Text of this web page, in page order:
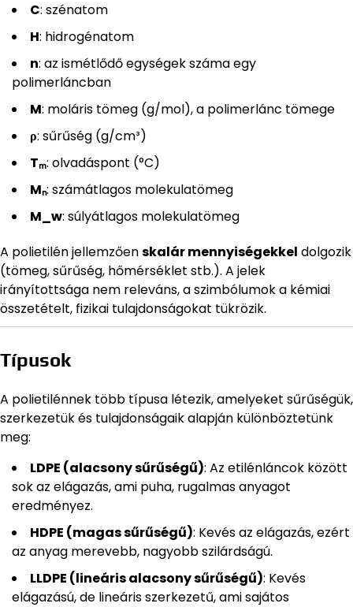
C: szénatom
H: hidrogénatom
n: az ismétlődő egységek száma egy
polimerláncban
M: moláris tömeg (g/mol), a polimerlánc tömege
ρ: sűrűség (g/cm³)
Tₘ: olvadáspont (°C)
Mₙ: számátlagos molekulatömeg
M_w: súlyátlagos molekulatömeg
A polietilén jellemzőenskalár mennyiségekkel dolgozik
(tömeg, sűrűség, hőmérséklet stb.). A jelek
irányítottsága nem releváns, a szimbólumok a kémiai
összetételt, fizikai tulajdonságokat tükrözik.
Típusok
A polietilénnek több típusa létezik, amelyeket sűrűségük,
szerkezetük és tulajdonságaik alapján különböztetünk
meg:
LDPE (alacsony sűrűségű): Az etilénláncok között
sok az elágazás, ami puha, rugalmas anyagot
eredményez.
HDPE (magas sűrűségű): Kevés az elágazás, ezért
az anyag merevebb, nagyobb szilárdságú.
LLDPE (lineáris alacsony sűrűségű): Kevés
elágazású, de lineáris szerkezetű, ami sajátos